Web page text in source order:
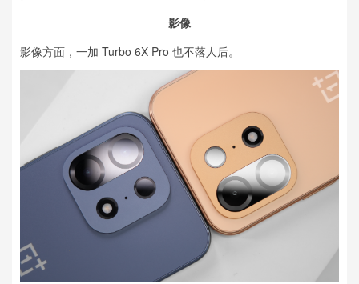
影像
影像方面，一加 Turbo 6X Pro 也不落人后。